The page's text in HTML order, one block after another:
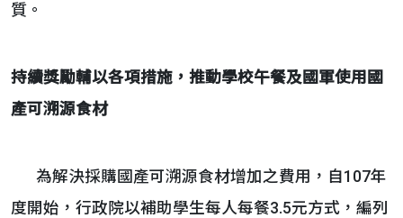
質。
持續獎勵輔以各項措施，推動學校午餐及國軍使用國
產可溯源食材
為解決採購國產可溯源食材增加之費用，自107年
度開始，行政院以補助學生每人每餐3.5元方式，編列